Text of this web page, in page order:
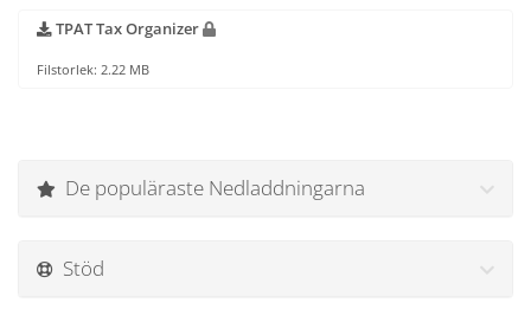
TPAT Tax Organizer
Filstorlek: 2.22 MB
De populäraste Nedladdningarna
Stöd